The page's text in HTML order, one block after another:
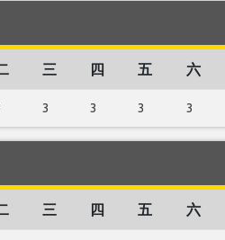
三 四 五 六
3 3 3 3
三 四 五 六